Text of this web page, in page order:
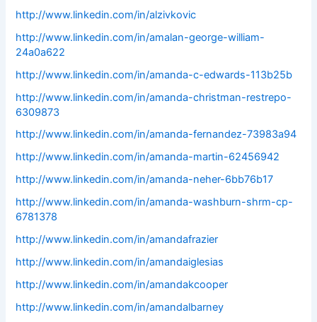
http://www.linkedin.com/in/alzivkovic
http://www.linkedin.com/in/amalan-george-william-
24a0a622
http://www.linkedin.com/in/amanda-c-edwards-113b25b
http://www.linkedin.com/in/amanda-christman-restrepo-
6309873
http://www.linkedin.com/in/amanda-fernandez-73983a94
http://www.linkedin.com/in/amanda-martin-62456942
http://www.linkedin.com/in/amanda-neher-6bb76b17
http://www.linkedin.com/in/amanda-washburn-shrm-cp-
6781378
http://www.linkedin.com/in/amandafrazier
http://www.linkedin.com/in/amandaiglesias
http://www.linkedin.com/in/amandakcooper
http://www.linkedin.com/in/amandalbarney